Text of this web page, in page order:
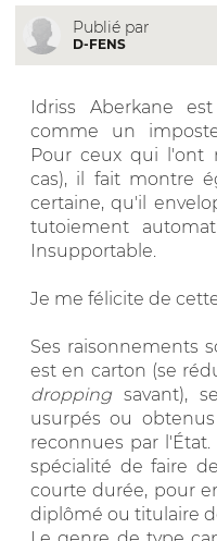
Publié par
D-FENS
Idriss Aberkane
comme un
Pour ceux qui l'ont
cas), il fait montre
certaine, qu'il
tutoiement
Insupportable.
Je me félicite de
Ses raisonnements
est en carton (se
dropping savant),
usurpés ou
reconnues par
spécialité de faire
courte durée, pour
diplômé ou titulaire